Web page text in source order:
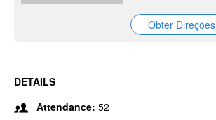
Obter Direções
DETAILS
Attendance: 52